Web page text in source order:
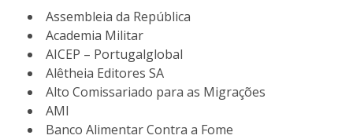
Assembleia da República
Academia Militar
AICEP – Portugalglobal
Alêtheia Editores SA
Alto Comissariado para as Migrações
AMI
Banco Alimentar Contra a Fome